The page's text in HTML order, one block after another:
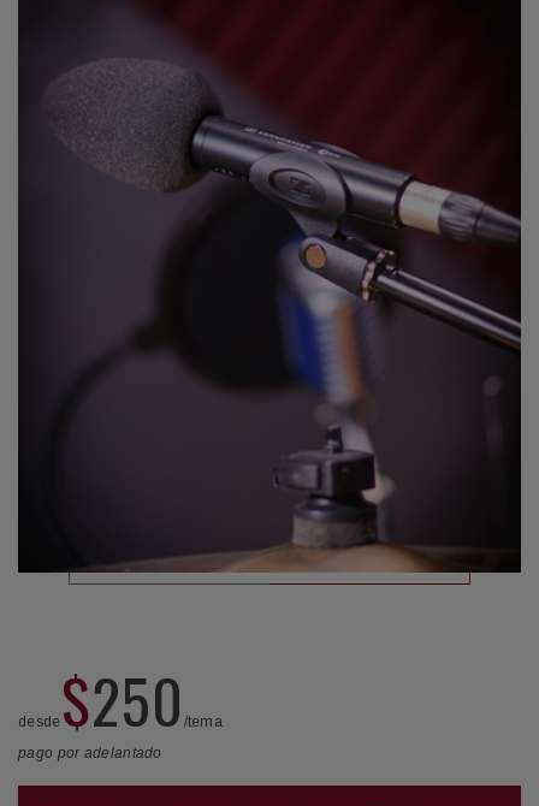
desde $250 /tema
pago por adelantado